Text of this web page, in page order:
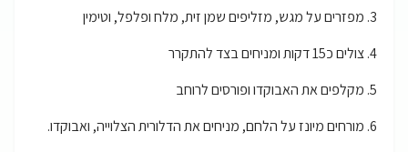
מפזרים על מגש, מזליפים שמן זית, מלח ופלפל, וטימין
צולים כ15 דקות ומניחים בצד להתקרר
מקלפים את האבוקדו ופורסים לרוחב
מורחים מיונז על הלחם, מניחים את הדלורית הצלוייה, ואבוקדו.